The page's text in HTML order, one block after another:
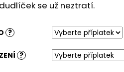
se už neztratí.
?
?